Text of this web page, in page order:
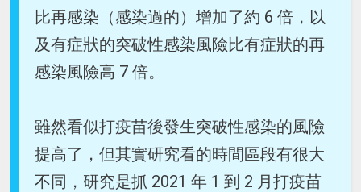
比再感染（感染過的）增加了約 6 倍，以
及有症狀的突破性感染風險比有症狀的再
感染風險高 7 倍。
雖然看似打疫苗後發生突破性感染的風險
提高了，但其實研究看的時間區段有很大
不同，研究是抓 2021 年 1 到 2 月打疫苗